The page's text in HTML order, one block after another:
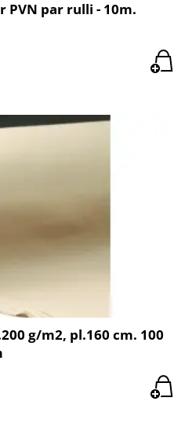
PVN par rulli - 10m.
g/m2, pl.160 cm. 100